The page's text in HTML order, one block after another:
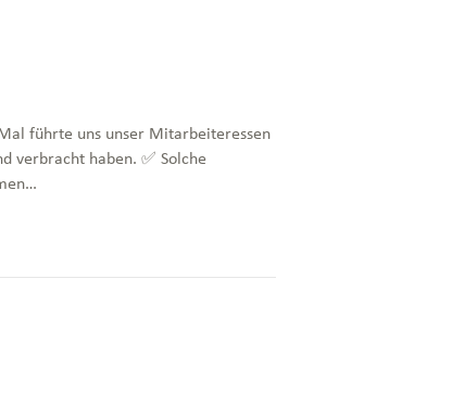
führte uns unser Mitarbeiteressen
verbracht haben. ✅ Solche